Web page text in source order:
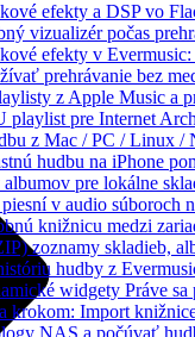
efekty a DSP vo
vizualizér počas
efekty v Evermusic:
prehrávanie bez
z Apple Music a
pre Internet
z Mac / PC / Linux /
hudbu na iPhone
pre lokálne
v audio súboroch
knižnicu medzi
zoznamy skladieb,
hudby z
widgety Práve sa
krokom: Import
NAS a počúvať